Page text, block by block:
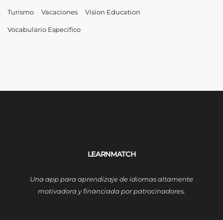
Turismo Vacaciones Vision Education
Vocabulario Específico
LEARNMATCH
Una app para aprendizaje de idiomas altamente
motivadora y financiada por patrocinadores.